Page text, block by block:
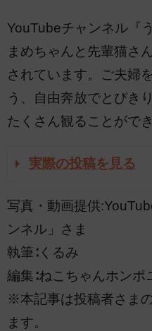
YouTubeチャンネル『
まめちゃんと先輩猫さ
されています。ご夫婦
う、自由奔放でとびき
たくさん観ることがで
実際の投稿を見る
写真・動画提供
ンネル」さま
執筆∶くるみ
編集∶ねこちゃんホンポ
※本記事は投稿者さま
ます。